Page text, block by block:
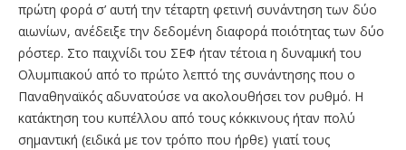
πρώτη φορά σ’ αυτή την τέταρτη φετινή συνάντηση των δύο
αιωνίων, ανέδειξε την δεδομένη διαφορά ποιότητας των δύο
ρόστερ. Στο παιχνίδι του ΣΕΦ ήταν τέτοια η δυναμική του
Ολυμπιακού από το πρώτο λεπτό της συνάντησης που ο
Παναθηναϊκός αδυνατούσε να ακολουθήσει τον ρυθμό. Η
κατάκτηση του κυπέλλου από τους κόκκινους ήταν πολύ
σημαντική (ειδικά με τον τρόπο που ήρθε) γιατί τους